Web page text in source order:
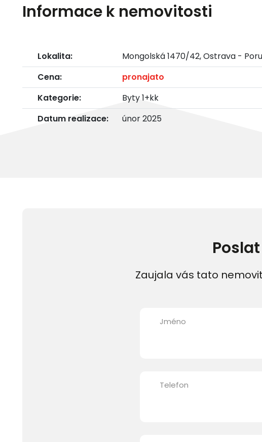
Informace k nemovitosti
Lokalita:
Mongolská 1470/42, Ostrava -
Cena:
pronajato
Kategorie:
Byty 1+kk
Datum realizace:
únor 2025
Zaujala vás tato
Jméno
Telefon